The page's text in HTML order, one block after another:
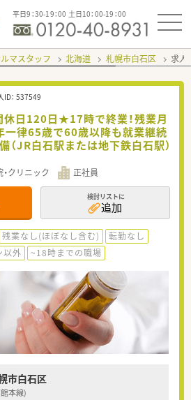
平日9：30-19：00 土日10：00-19：00
マスタッフ 北海道 札幌市白石区 求人
： 537549
休日120日★17時で終業！残業月
一律65歳で60歳以降も就業継続
JR白石駅または地下鉄白石駅）
・クリニック 正社員
検討リストに
追加
残業なし(ほぼなし含む)
転勤なし
以外 ~18時までの職場
市白石区
本線)